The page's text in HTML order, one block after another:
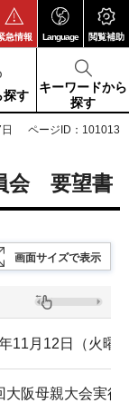
急情報 Language 閲覧補助
探す
キーワードから
探す
ページID：101013
会 要望書
画面サイズで表示
11月12日（火曜
大阪母親大会実行